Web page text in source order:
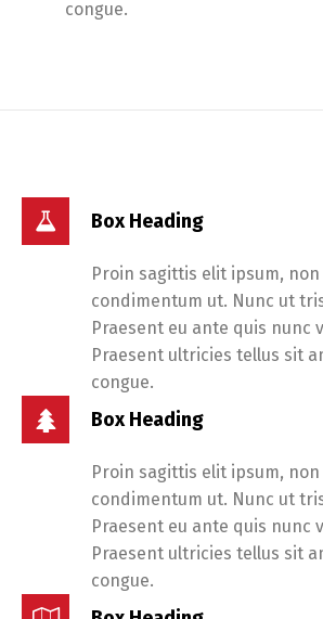
congue.
Box Heading
Proin sagittis elit ipsum,
condimentum ut. Nunc ut
Praesent eu ante quis nunc
Praesent ultricies tellus sit
congue.
Box Heading
Proin sagittis elit ipsum,
condimentum ut. Nunc ut
Praesent eu ante quis nunc
Praesent ultricies tellus sit
congue.